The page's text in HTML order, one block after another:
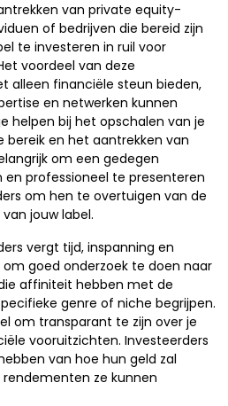
van private equity-
of bedrijven die bereid zijn
te investeren in ruil voor
voordeel van deze
alleen financiële steun bieden,
en netwerken kunnen
helpen bij het opschalen van je
bereik en het aantrekken van
om een gedegen
en professioneel te presenteren
om hen te overtuigen van de
jouw label.
vergt tijd, inspanning en
om goed onderzoek te doen naar
affiniteit hebben met de
genre of niche begrijpen.
om transparant te zijn over je
vooruitzichten. Investeerders
van hoe hun geld zal
ze kunnen